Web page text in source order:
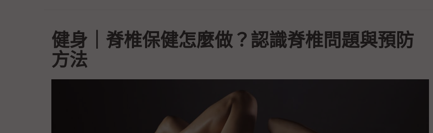
健身｜脊椎保健怎麼做？認識脊椎問題與預防
方法